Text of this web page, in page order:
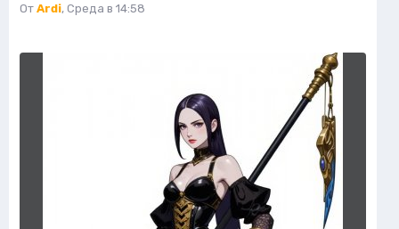
От Ardi, Среда в 14:58